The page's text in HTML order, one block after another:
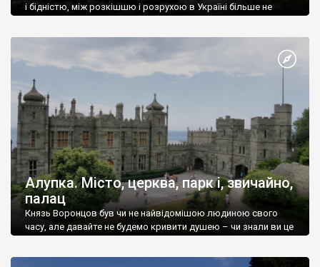
і бідністю, між розкішшю і розрухою в Україні більше не
Алупка. Місто, церква, парк і, звичайно,
палац
Князь Воронцов був чи не найвідомішою людиною свого
часу, але давайте не будемо кривити душею – чи знали ви це